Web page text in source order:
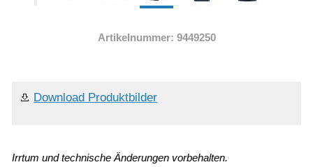
Artikelnummer: 9449250
Download Produktbilder
Irrtum und technische Änderungen vorbehalten.